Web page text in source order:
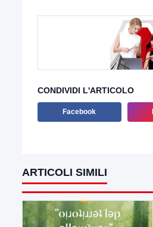
CONDIVIDI L'ARTICOLO
Facebook
ARTICOLI SIMILI